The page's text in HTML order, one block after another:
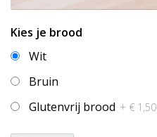
Kies je brood
Wit
Bruin
Glutenvrij brood + € 1,50